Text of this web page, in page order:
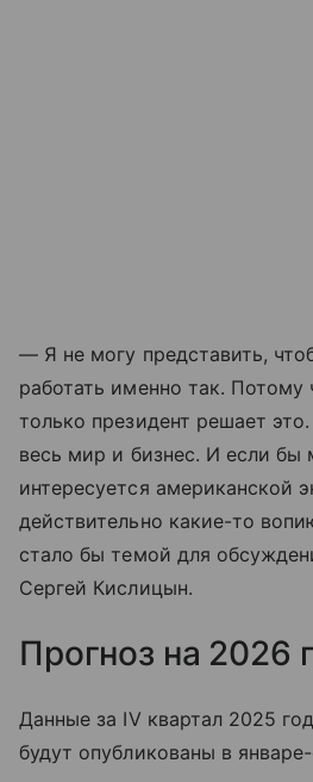
— Я не могу представить,
работать именно так. Потому
только президент решает
весь мир и бизнес. И если
интересуется американской
действительно какие-то
стало бы темой для
Сергей Кислицын.
Прогноз на 2026
Данные за IV квартал 2025
будут опубликованы в